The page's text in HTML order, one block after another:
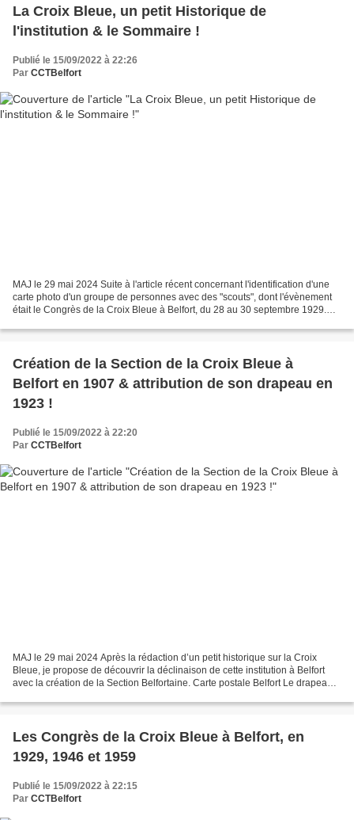
La Croix Bleue, un petit Historique de
l'institution & le Sommaire !
Publié le 15/09/2022 à 22:26
Par CCTBelfort
MAJ le 29 mai 2024 Suite à l'article récent concernant l'identification d'une
carte photo d'un groupe de personnes avec des "scouts", dont l'évènement
était le Congrès de la Croix Bleue à Belfort, du 28 au 30 septembre 1929.
Création de la Section de la Croix Bleue à
Belfort en 1907 & attribution de son drapeau en
1923 !
Publié le 15/09/2022 à 22:20
Par CCTBelfort
MAJ le 29 mai 2024 Après la rédaction d’un petit historique sur la Croix
Bleue, je propose de découvrir la déclinaison de cette institution à Belfort
avec la création de la Section Belfortaine. Carte postale Belfort Le drapeau
Les Congrès de la Croix Bleue à Belfort, en
1929, 1946 et 1959
Publié le 15/09/2022 à 22:15
Par CCTBelfort